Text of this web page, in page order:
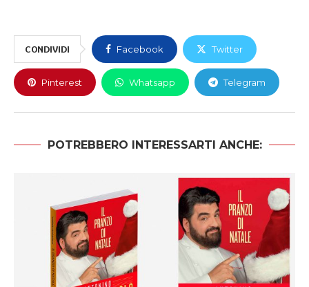
CONDIVIDI Facebook Twitter
Pinterest Whatsapp Telegram
POTREBBERO INTERESSARTI ANCHE: